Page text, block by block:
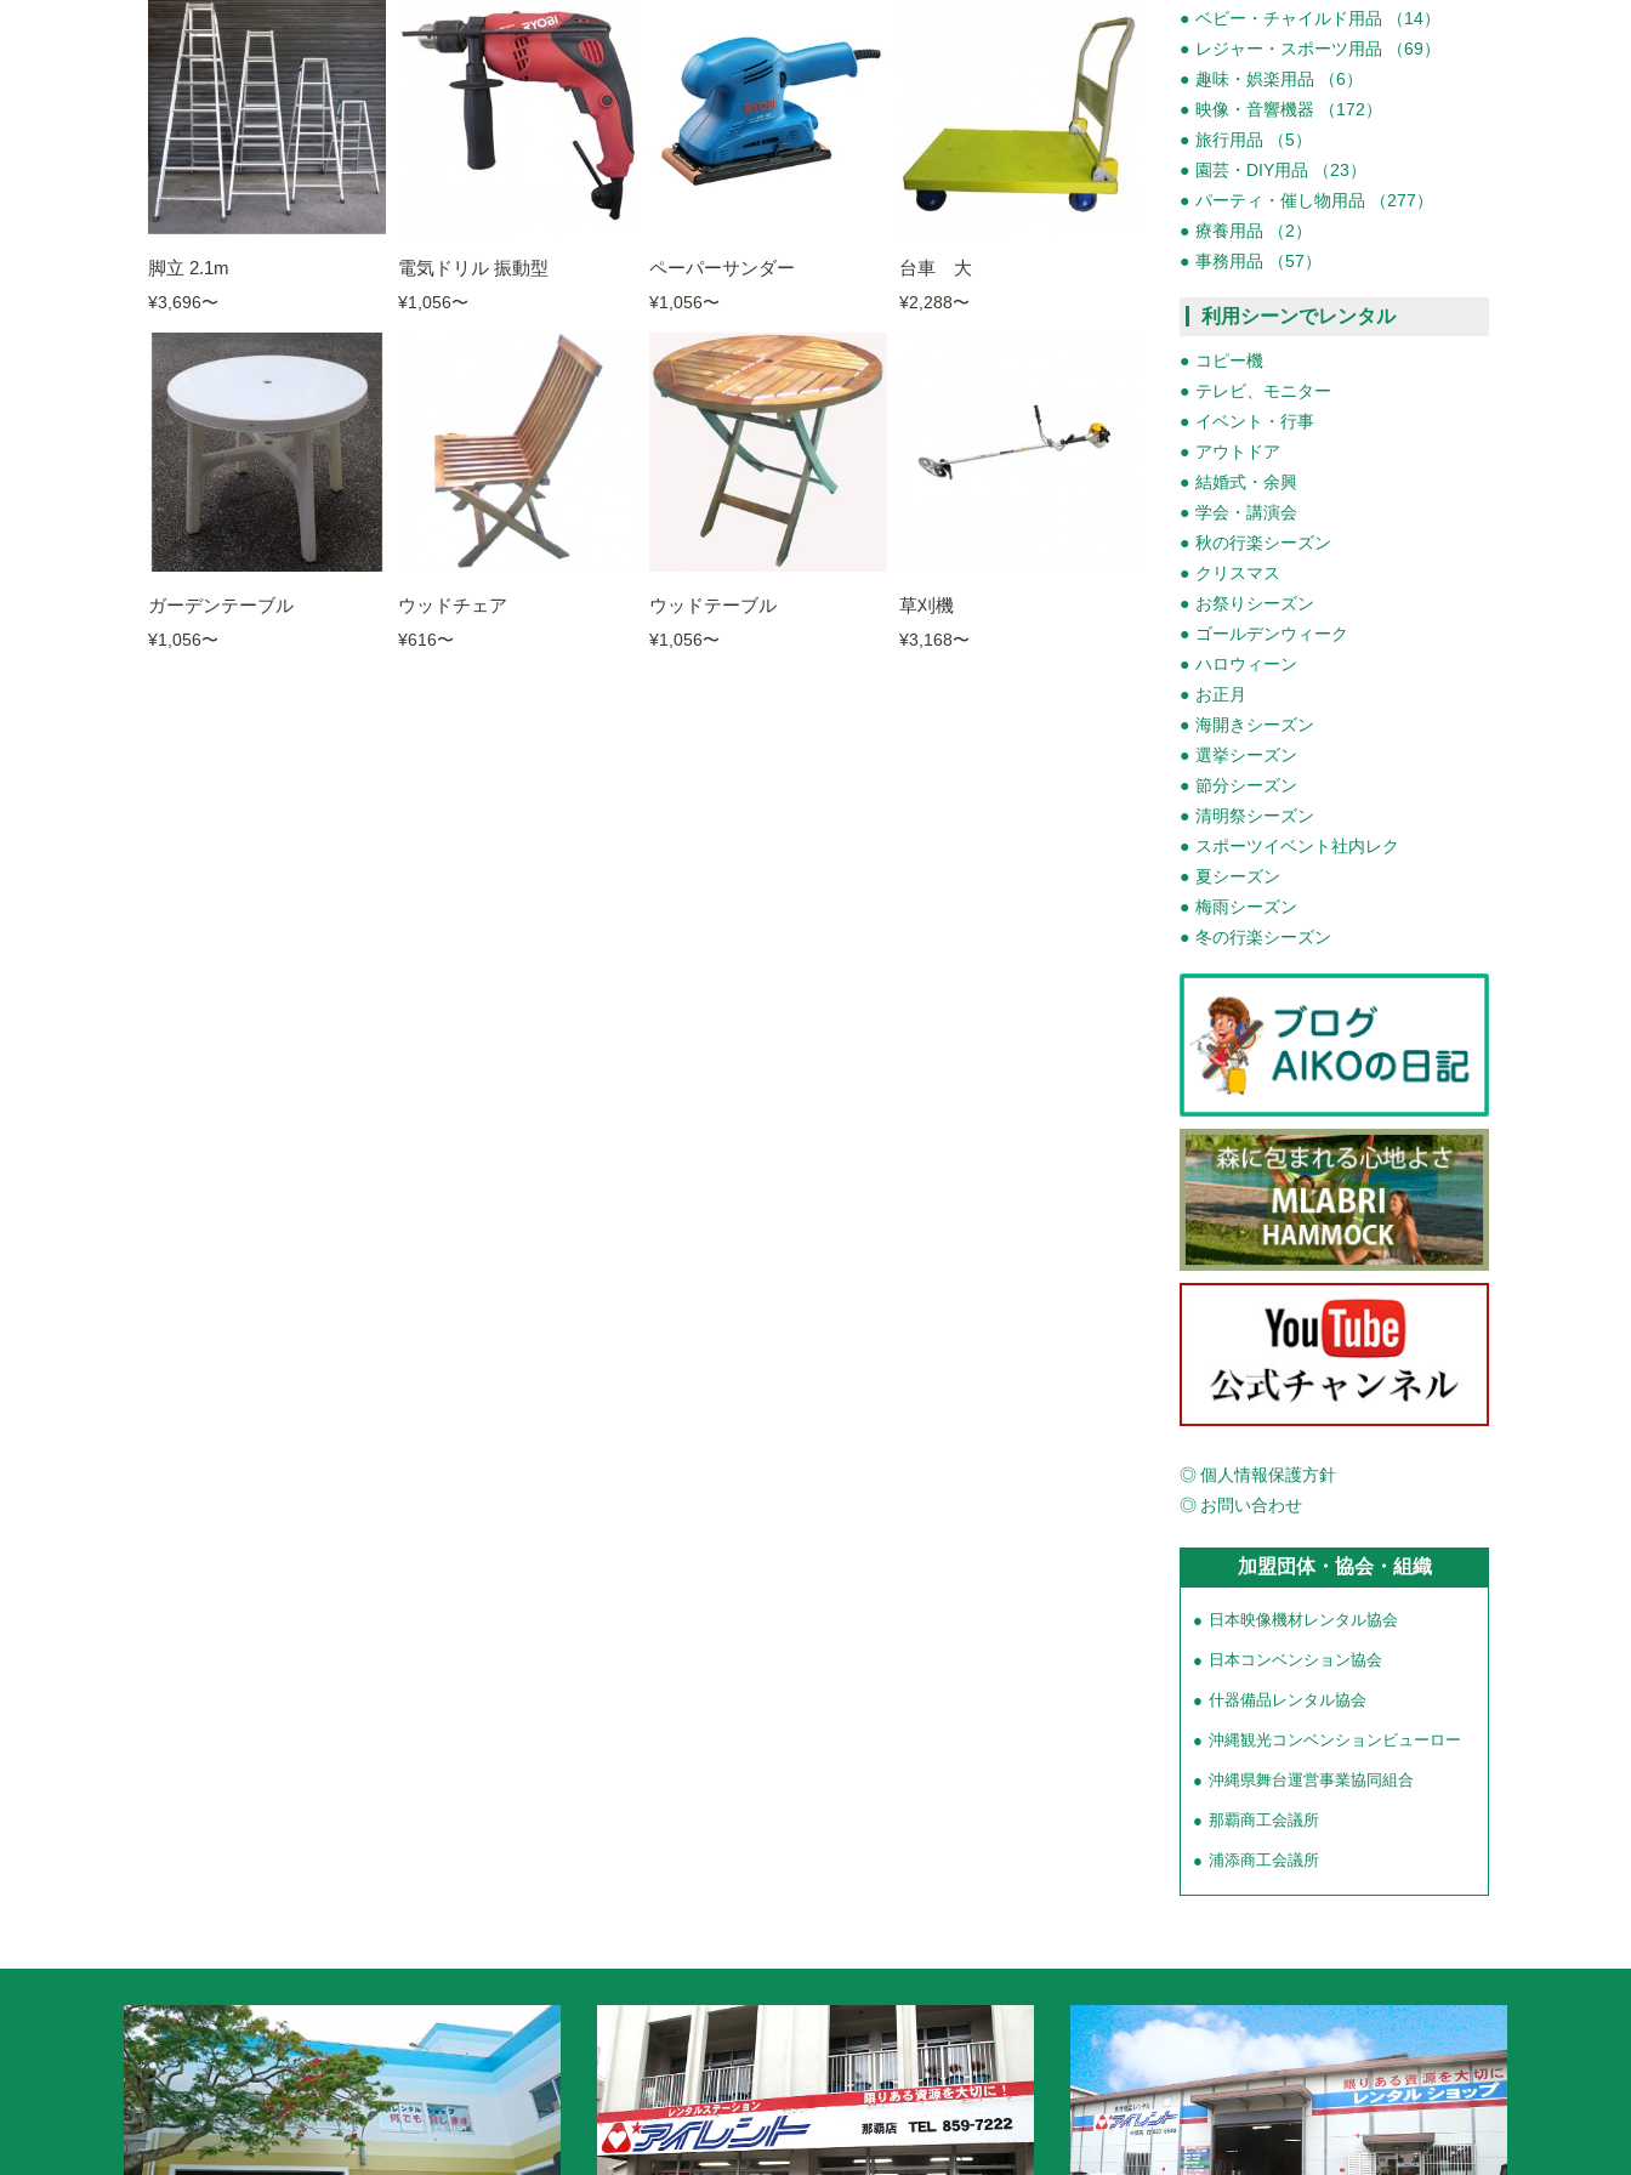
脚立 2.1m
¥3,696〜
電気ドリル 振動型
¥1,056〜
ペーパーサンダー
¥1,056〜
台車 大
¥2,288〜
ガーデンテーブル
¥1,056〜
ウッドチェア
¥616〜
ウッドテーブル
¥1,056〜
草刈機
¥3,168〜
ベビー・チャイルド用品 （14）
レジャー・スポーツ用品 （69）
趣味・娯楽用品 （6）
映像・音響機器 （172）
旅行用品 （5）
園芸・DIY用品 （23）
パーティ・催し物用品 （277）
療養用品 （2）
事務用品 （57）
利用シーンでレンタル
コピー機
テレビ、モニター
イベント・行事
アウトドア
結婚式・余興
学会・講演会
秋の行楽シーズン
クリスマス
お祭りシーズン
ゴールデンウィーク
ハロウィーン
お正月
海開きシーズン
選挙シーズン
節分シーズン
清明祭シーズン
スポーツイベント社内レク
夏シーズン
梅雨シーズン
冬の行楽シーズン
個人情報保護方針
お問い合わせ
加盟団体・協会・組織
日本映像機材レンタル協会
日本コンベンション協会
什器備品レンタル協会
沖縄観光コンベンションビューロー
沖縄県舞台運営事業協同組合
那覇商工会議所
浦添商工会議所